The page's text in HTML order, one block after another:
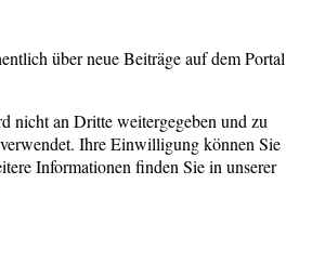
über neue Beiträge auf dem Portal
nicht an Dritte weitergegeben und zu
Ihre Einwilligung können Sie
Informationen finden Sie in unserer